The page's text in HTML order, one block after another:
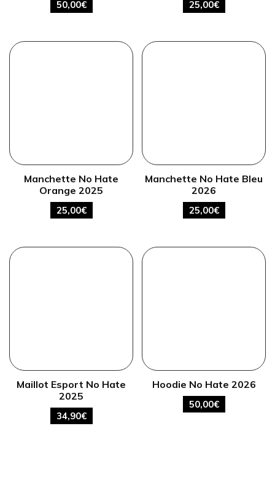
50,00€ 25,00€
Manchette No Hate
Orange 2025
25,00€
Manchette No Hate Bleu
2026
25,00€
Maillot Esport No Hate
2025
34,90€
Hoodie No Hate 2026
50,00€